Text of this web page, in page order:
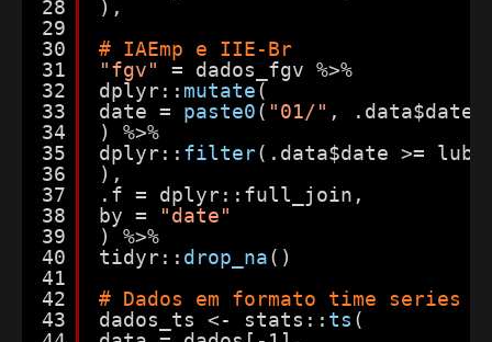
28
29
30
31
32
33
34
35
36
37
38
39
40
41
42
43
),
# IAEmp e IIE-Br
"fgv"
= dados_fgv %>%
dplyr:: mutate(
date = paste0( "01/" , .data$date)
) %>%
dplyr:: filter(.data$date >=
),
.f = dplyr::full_join,
by =
"date"
) %>%
tidyr:: drop_na()
# Dados em formato time series
dados_ts <- stats:: ts (